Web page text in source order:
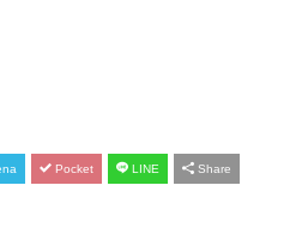
Pocket LINE Share